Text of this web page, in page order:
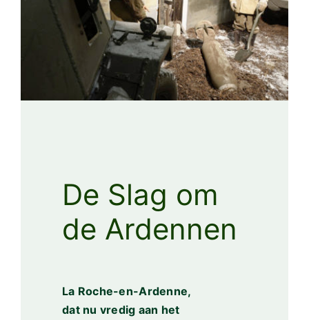
De Slag om
de Ardennen
La Roche-en-Ardenne,
dat nu vredig aan het